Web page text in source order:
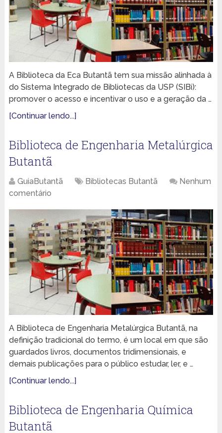
A Biblioteca da Eca Butantã tem sua missão alinhada à
do Sistema Integrado de Bibliotecas da USP (SIBi):
promover o acesso e incentivar o uso e a geração da …
[Continuar lendo...]
Biblioteca de Engenharia Metalúrgica
Butantã
GuiaButantã Bibliotecas Butantã
Nenhum
comentário
A Biblioteca de Engenharia Metalúrgica Butantã, na
definição tradicional do termo, é um local em que são
guardados livros, documentos tridimensionais, e
demais publicações para o público estudar, ler, e …
[Continuar lendo...]
Biblioteca de Engenharia Química
Butantã